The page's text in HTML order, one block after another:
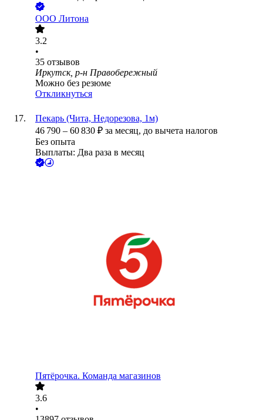
ООО Литона
3.2
•
35 отзывов
Иркутск, р-н Правобережный
Можно без резюме
Откликнуться
Пекарь (Чита, Недорезова, 1м)
46 790 – 60 830 ₽ за месяц, до вычета налогов
Без опыта
Выплаты: Два раза в месяц
Пятёрочка. Команда магазинов
3.6
•